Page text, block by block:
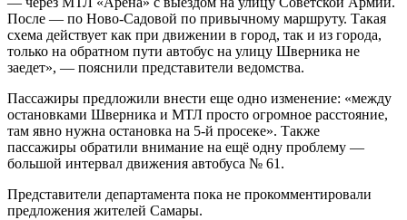
После — по Ново-Садовой по привычному маршруту. Такая
схема действует как при движении в город, так и из города,
только на обратном пути автобус на улицу Шверника не
заедет», — пояснили представители ведомства.
Пассажиры предложили внести еще одно изменение: «между
остановками Шверника и МТЛ просто огромное расстояние,
там явно нужна остановка на 5-й просеке». Также
пассажиры обратили внимание на ещё одну проблему —
большой интервал движения автобуса № 61.
Представители департамента пока не прокомментировали
предложения жителей Самары.